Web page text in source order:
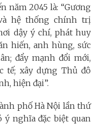
năm 2045 là: “Gương
hệ thống chính trị
dậy ý chí, phát huy
hiến, anh hùng, sức
đẩy mạnh đổi mới,
tế; xây dựng Thủ đô
hiện đại”.
phố Hà Nội lần thứ
nghĩa đặc biệt quan